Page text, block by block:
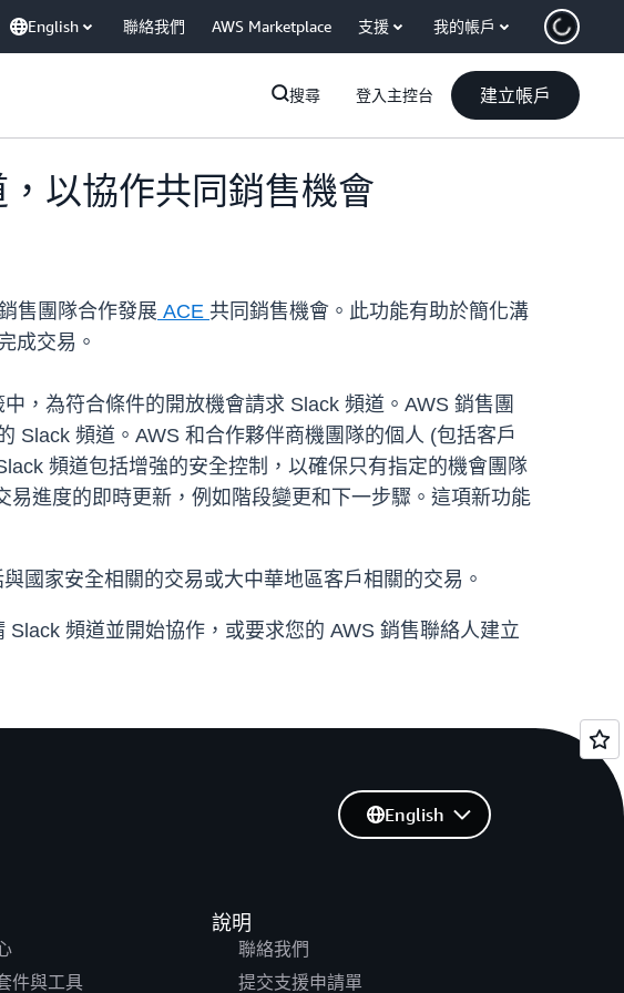
English 聯絡我們 AWS Marketplace 支援 我的帳戶
搜尋 登入主控台 建立帳戶
以協作共同銷售機會
售團隊合作發展 ACE 共同銷售機會。此功能有助於簡化溝
成交易。
，為符合條件的開放機會請求 Slack 頻道。AWS 銷售團
Slack 頻道。AWS 和合作夥伴商機團隊的個人 (包括客戶
頻道包括增強的安全控制，以確保只有指定的機會團隊
進度的即時更新，例如階段變更和下一步驟。這項新功能
國家安全相關的交易或大中華地區客戶相關的交易。
頻道並開始協作，或要求您的 AWS 銷售聯絡人建立
件與工具
說明
聯絡我們
提交支援申請單
English